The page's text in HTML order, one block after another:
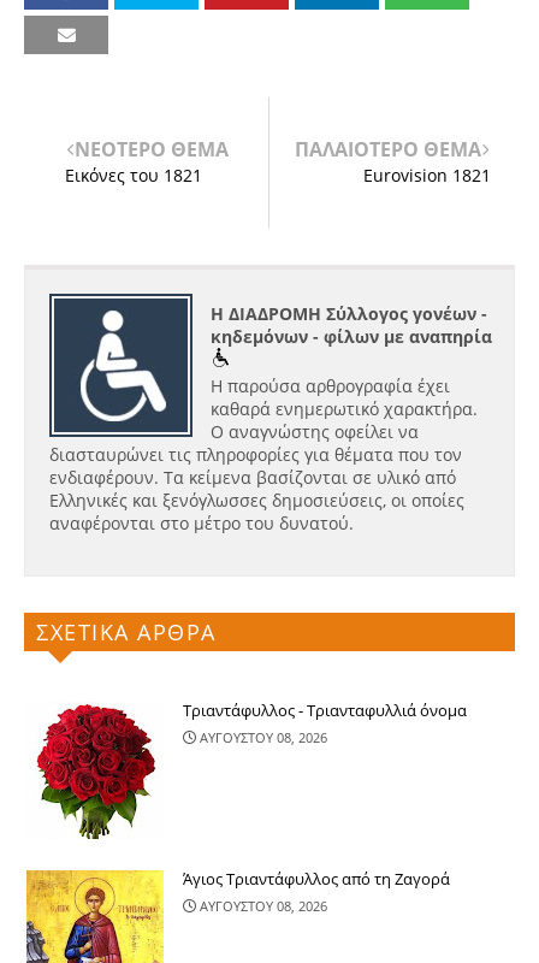
ΝΕΟΤΕΡΟ ΘΕΜΑ
Εικόνες του 1821
ΠΑΛΑΙΟΤΕΡΟ ΘΕΜΑ
Eurovision 1821
Η ΔΙΑΔΡΟΜΗ Σύλλογος γονέων -
κηδεμόνων - φίλων με αναπηρία
Η παρούσα αρθρογραφία έχει
καθαρά ενημερωτικό χαρακτήρα.
Ο αναγνώστης οφείλει να
διασταυρώνει τις πληροφορίες για θέματα που τον
ενδιαφέρουν. Τα κείμενα βασίζονται σε υλικό από
Ελληνικές και ξενόγλωσσες δημοσιεύσεις, οι οποίες
αναφέρονται στο μέτρο του δυνατού.
ΣΧΕΤΙΚΑ ΑΡΘΡΑ
Τριαντάφυλλος - Τριανταφυλλιά όνομα
ΑΥΓΟΥΣΤΟΥ 08, 2026
Άγιος Τριαντάφυλλος από τη Ζαγορά
ΑΥΓΟΥΣΤΟΥ 08, 2026